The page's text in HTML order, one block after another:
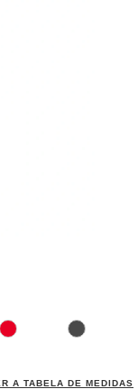
A TABELA DE MEDIDAS